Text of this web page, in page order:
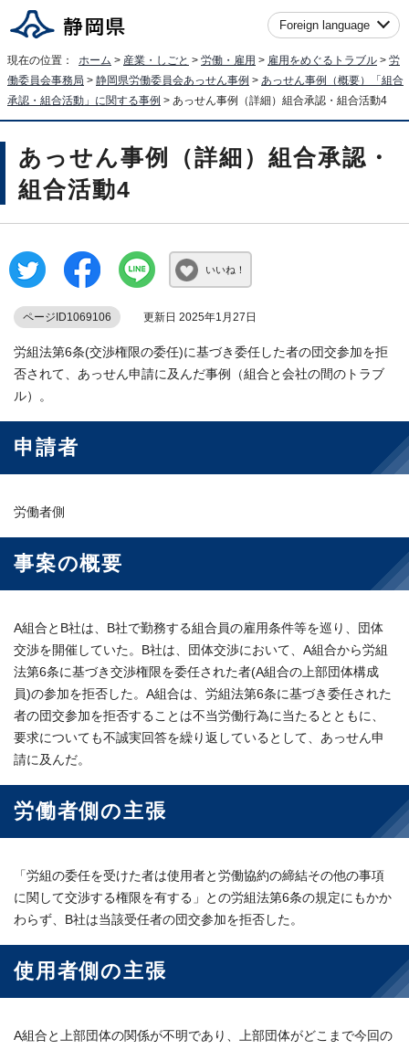
Foreign language
現在の位置： ホーム > 産業・しごと > 労働・雇用 > 雇用をめぐるトラブル > 労
働委員会事務局 > 静岡県労働委員会あっせん事例 > あっせん事例（概要）「組合
承認・組合活動」に関する事例 > あっせん事例（詳細）組合承認・組合活動4
あっせん事例（詳細）組合承認・
組合活動4
いいね！
ページID1069106 更新日 2025年1月27日
労組法第6条(交渉権限の委任)に基づき委任した者の団交参加を拒
否されて、あっせん申請に及んだ事例（組合と会社の間のトラブ
ル）。
申請者
労働者側
事案の概要
A組合とB社は、B社で勤務する組合員の雇用条件等を巡り、団体
交渉を開催していた。B社は、団体交渉において、A組合から労組
法第6条に基づき交渉権限を委任された者(A組合の上部団体構成
員)の参加を拒否した。A組合は、労組法第6条に基づき委任された
者の団交参加を拒否することは不当労働行為に当たるとともに、
要求についても不誠実回答を繰り返しているとして、あっせん申
請に及んだ。
労働者側の主張
「労組の委任を受けた者は使用者と労働協約の締結その他の事項
に関して交渉する権限を有する」との労組法第6条の規定にもかか
わらず、B社は当該受任者の団交参加を拒否した。
使用者側の主張
A組合と上部団体の関係が不明であり、上部団体がどこまで今回の